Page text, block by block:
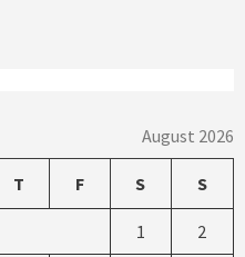
August 2026
T F S S
1 2